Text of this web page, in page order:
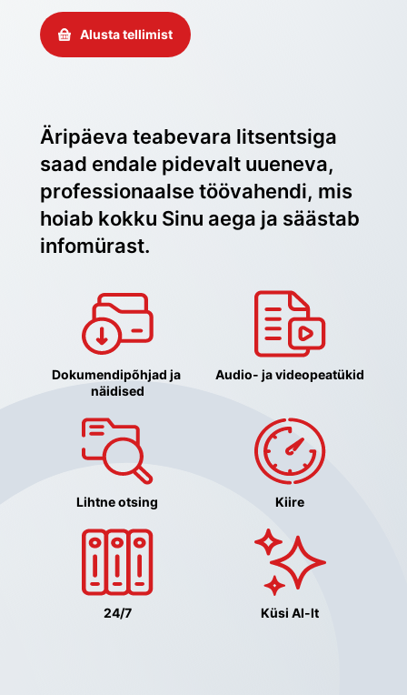
Alusta tellimist
Äripäeva teabevara litsentsiga
saad endale pidevalt uueneva,
professionaalse töövahendi, mis
hoiab kokku Sinu aega ja säästab
infomürast.
Dokumendipõhjad ja
näidised
Audio- ja videopeatükid
Lihtne otsing Kiire
24/7 Küsi AI-lt